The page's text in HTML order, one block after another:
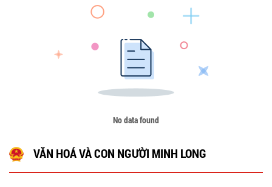
No data found
VĂN HOÁ VÀ CON NGƯỜI MINH LONG